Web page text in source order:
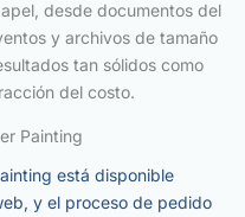
desde documentos del
y archivos de tamaño
tan sólidos como
del costo.
Painting
está disponible
y el proceso de pedido